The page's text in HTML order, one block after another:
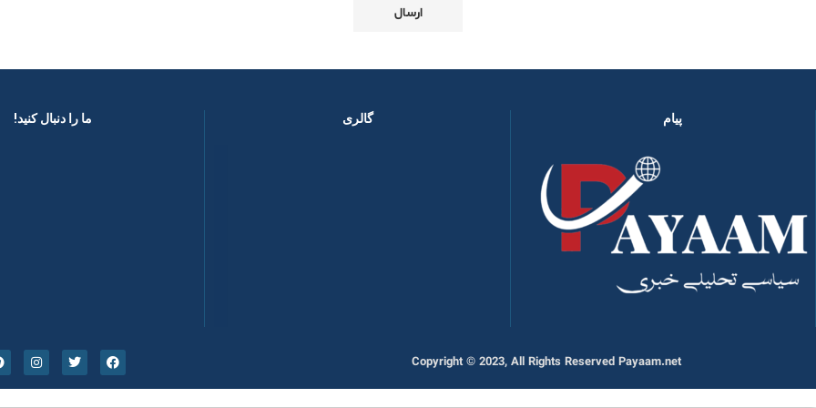
پیام گالری ما را دنبال کنید! ​
Copyright © 2023, All Rights Reserved Payaam.net